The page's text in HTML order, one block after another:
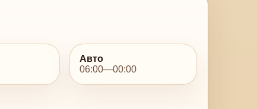
Авто
06:00—00:00